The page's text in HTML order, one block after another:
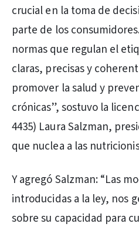
crucial en la toma de
parte de los
normas que regulan el
claras, precisas y
promover la salud y
crónicas”, sostuvo la
4435) Laura Salzman,
que nuclea a las
Y agregó Salzman: “Las
introducidas a la ley, nos
sobre su capacidad para